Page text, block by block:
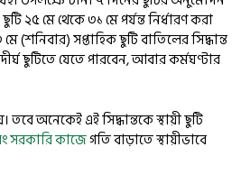
২৫ মে থেকে ৩১ মে পর্যন্ত নির্ধারণ করা
(শনিবার) সপ্তাহিক ছুটি বাতিলের সিদ্ধান্ত
ছুটিতে যেতে পারবেন, আবার কর্মঘণ্টার
অনেকেই এই সিদ্ধান্তকে স্থায়ী ছুটি
সরকারি কাজেগতি বাড়াতে স্থায়ীভাবে